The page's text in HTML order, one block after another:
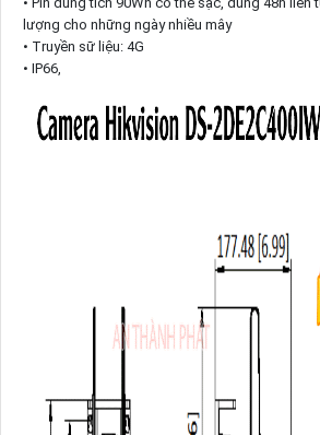
lượng cho những ngày nhiều mây
• Truyền sữ liệu: 4G
• IP66,